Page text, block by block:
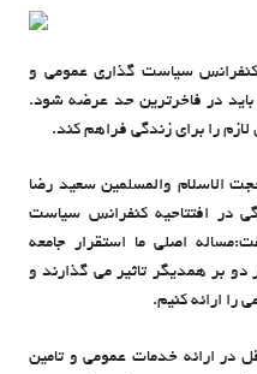
کنفرانس سیاست گذاری عمومی و
در فاخرترین حد عرضه شود.
را برای زندگی فراهم کند.
الاسلام والمسلمین سعید رضا
در افتتاحیه کنفرانس سیاست
اصلی ما استقرار جامعه
بر همدیگر تاثیر می گذارند و
را ارائه کنیم.
در ارائه خدمات عمومی و تامین